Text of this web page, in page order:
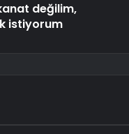
değilim,
istiyorum